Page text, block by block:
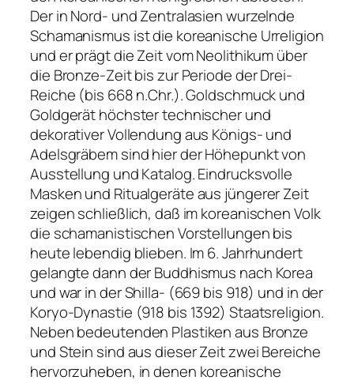
Der in Nord- und Zentralasien wurzelnde
Schamanismus ist die koreanische Urreligion
und er prägt die Zeit vom Neolithikum über
die Bronze-Zeit bis zur Periode der Drei-
Reiche (bis 668 n.Chr.). Goldschmuck und
Goldgerät höchster technischer und
dekorativer Vollendung aus Königs- und
Adelsgräbem sind hier der Höhepunkt von
Ausstellung und Katalog. Eindrucksvolle
Masken und Ritualgeräte aus jüngerer Zeit
zeigen schließlich, daß im koreanischen Volk
die schamanistischen Vorstellungen bis
heute lebendig blieben. Im 6. Jahrhundert
gelangte dann der Buddhismus nach Korea
und war in der Shilla- (669 bis 918) und in der
Koryo-Dynastie (918 bis 1392) Staatsreligion.
Neben bedeutenden Plastiken aus Bronze
und Stein sind aus dieser Zeit zwei Bereiche
hervorzuheben, in denen koreanische